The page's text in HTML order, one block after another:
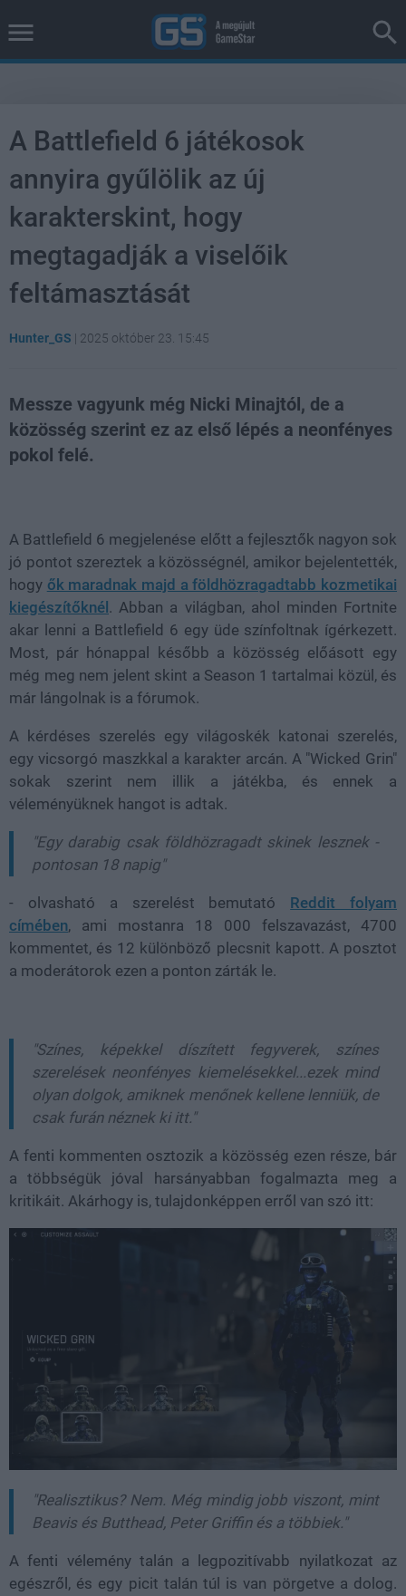
A Battlefield 6 játékosok
annyira gyűlölik az új
karakterskint, hogy
megtagadják a viselőik
feltámasztását
Hunter_GS | 2025 október 23. 15:45
Messze vagyunk még Nicki Minajtól, de a
közösség szerint ez az első lépés a neonfényes
pokol felé.
A Battlefield 6 megjelenése előtt a fejlesztők nagyon sok
jó pontot szereztek a közösségnél, amikor bejelentették,
hogy ők maradnak majd a földhözragadtabb kozmetikai
kiegészítőknél . Abban a világban, ahol minden Fortnite
akar lenni a Battlefield 6 egy üde színfoltnak ígérkezett.
Most, pár hónappal később a közösség előásott egy
még meg nem jelent skint a Season 1 tartalmai közül, és
már lángolnak is a fórumok.
A kérdéses szerelés egy világoskék katonai szerelés,
egy vicsorgó maszkkal a karakter arcán. A "Wicked Grin"
sokak szerint nem illik a játékba, és ennek a
véleményüknek hangot is adtak.
"Egy darabig csak földhözragadt skinek lesznek -
pontosan 18 napig"
- olvasható a szerelést bemutató Reddit folyam
címében, ami mostanra 18 000 felszavazást, 4700
kommentet, és 12 különböző plecsnit kapott. A posztot
a moderátorok ezen a ponton zárták le.
"Színes, képekkel díszített fegyverek, színes
szerelések neonfényes kiemelésekkel...ezek mind
olyan dolgok, amiknek menőnek kellene lenniük, de
csak furán néznek ki itt."
A fenti kommenten osztozik a közösség ezen része, bár
a többségük jóval harsányabban fogalmazta meg a
kritikáit. Akárhogy is, tulajdonképpen erről van szó itt:
"Realisztikus? Nem. Még mindig jobb viszont, mint
Beavis és Butthead, Peter Griffin és a többiek."
A fenti vélemény talán a legpozitívabb nyilatkozat az
egészről, és egy picit talán túl is van pörgetve a dolog.